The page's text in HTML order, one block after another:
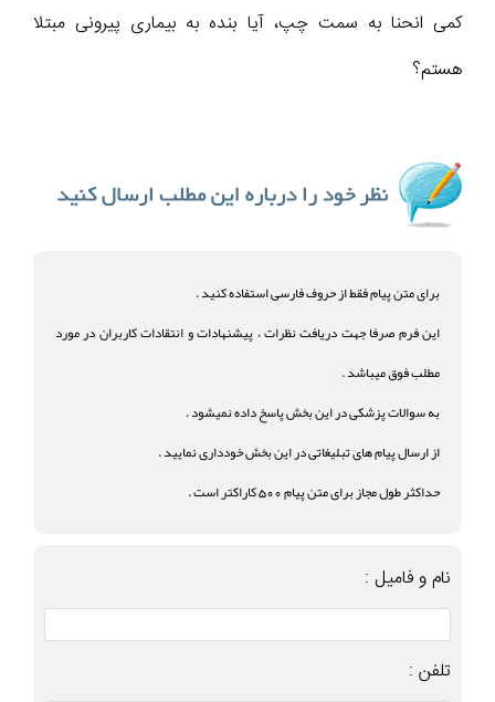
کمی انحنا به سمت چپ، آیا بنده به بیماری پیرونی مبتلا
هستم؟
برای متن پیام فقط از حروف فارسی استفاده کنید .
این فرم صرفا جهت دریافت نظرات ، پیشنهادات و انتقادات کاربران در مورد
مطلب فوق میباشد .
به سوالات پزشکی در این بخش پاسخ داده نمیشود .
از ارسال پیام های تبلیغاتی در این بخش خودداری نمایید .
حداکثر طول مجاز برای متن پیام 500 کاراکتر است .
نام و فامیل :
تلفن :